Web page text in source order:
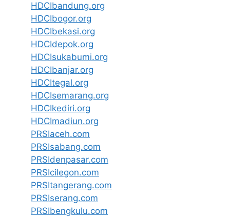
HDCIbandung.org
HDCIbogor.org
HDCIbekasi.org
HDCIdepok.org
HDCIsukabumi.org
HDCIbanjar.org
HDCItegal.org
HDCIsemarang.org
HDCIkediri.org
HDCImadiun.org
PRSIaceh.com
PRSIsabang.com
PRSIdenpasar.com
PRSIcilegon.com
PRSItangerang.com
PRSIserang.com
PRSIbengkulu.com